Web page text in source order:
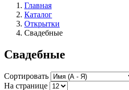
Главная
Каталог
Открытки
Свадебные
Свадебные
Сортировать
На странице